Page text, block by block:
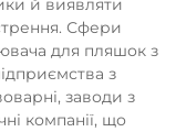
й виявляти
Сфери
для пляшок з
з
заводи з
компанії, що